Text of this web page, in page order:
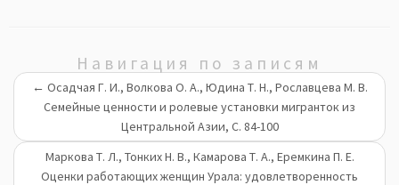
Навигация по записям
← Осадчая Г. И., Волкова О. А., Юдина Т. Н., Рославцева М. В.
Семейные ценности и ролевые установки мигранток из
Центральной Азии, С. 84-100
Маркова Т. Л., Тонких Н. В., Камарова Т. А., Еремкина П. Е.
Оценки работающих женщин Урала: удовлетворенность